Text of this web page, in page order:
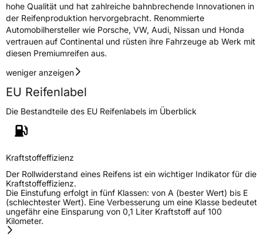
hohe Qualität und hat zahlreiche bahnbrechende Innovationen in
der Reifenproduktion hervorgebracht. Renommierte
Automobilhersteller wie Porsche, VW, Audi, Nissan und Honda
vertrauen auf Continental und rüsten ihre Fahrzeuge ab Werk mit
diesen Premiumreifen aus.
weniger anzeigen
EU Reifenlabel
Die Bestandteile des EU Reifenlabels im Überblick
Kraftstoffeffizienz
Der Rollwiderstand eines Reifens ist ein wichtiger Indikator für die
Kraftstoffeffizienz.
Die Einstufung erfolgt in fünf Klassen: von A (bester Wert) bis E
(schlechtester Wert). Eine Verbesserung um eine Klasse bedeutet
ungefähr eine Einsparung von 0,1 Liter Kraftstoff auf 100
Kilometer.